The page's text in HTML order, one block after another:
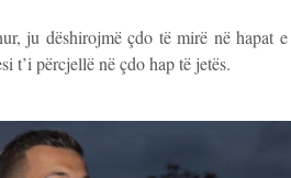
ju dëshirojmë çdo të mirë në hapat
t’i përcjellë në çdo hap të jetës.